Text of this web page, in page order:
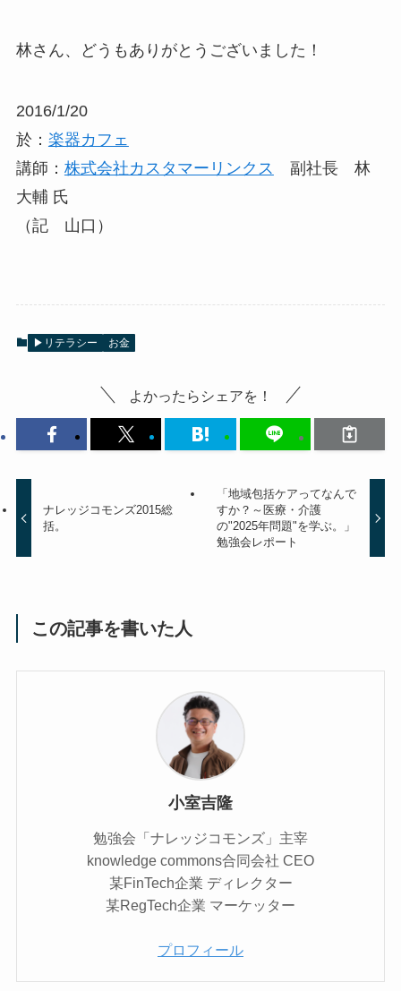
林さん、どうもありがとうございました！
2016/1/20
於： 楽器カフェ
講師： 株式会社カスタマーリンクス 副社長 林
大輔 氏
（記 山口）
▶リテラシー お金
よかったらシェアを！
ナレッジコモンズ2015総
括。
「地域包括ケアってなんで
すか？～医療・介護
の"2025年問題"を学ぶ。」
勉強会レポート
この記事を書いた人
小室吉隆
勉強会「ナレッジコモンズ」主宰
knowledge commons合同会社 CEO
某FinTech企業 ディレクター
某RegTech企業 マーケッター
プロフィール